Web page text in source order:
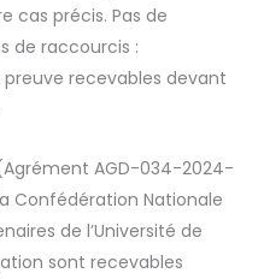
cas précis. Pas de
de raccourcis :
recevables devant
AGD-034-2024-
Confédération Nationale
de l’Université de
sont recevables